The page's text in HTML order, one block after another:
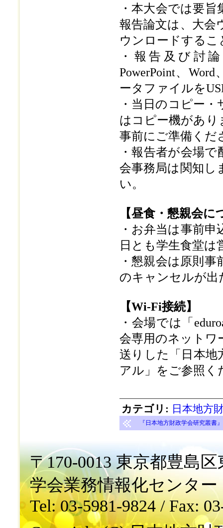
・本大会では要
報告論文は、大会
ウンロードする
・報告及び討
PowerPoint、
ータファイルを
・当日のコピー
はコピー機があり
事前にご準備くだ
・報告者が会場
会事務局は関知し
い。
【昼食・懇親会に
・お弁当は事前
日とも学生食堂
・懇親会は原則
のキャンセルが出
【Wi-Fi接続】
・会場では「
会専用のネットワ
送りした「日本地
アル」をご参照く
カテゴリ : 日本地方
『日本地方財政学会研究叢書
〒170-0013 東京都豊島
学会業務情報化センタ
Tel: 03-5981-9824 / Fax: